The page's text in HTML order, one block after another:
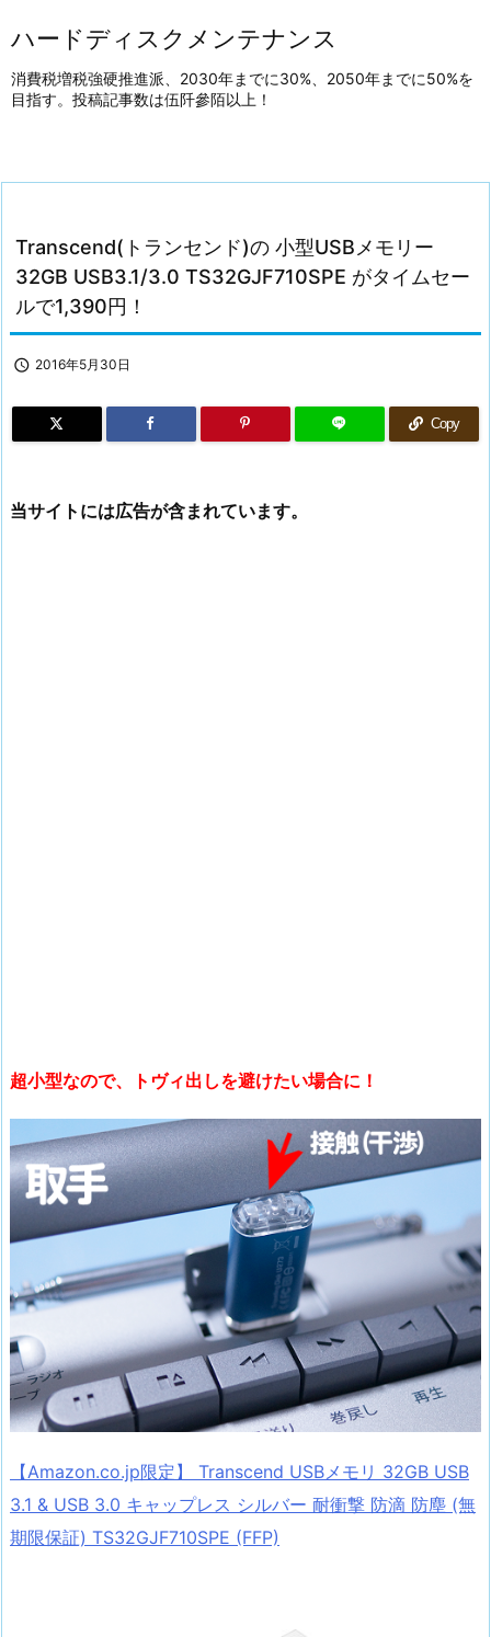
ハードディスクメンテナンス
消費税増税強硬推進派、2030年までに30%、2050年までに50%を
目指す。投稿記事数は伍阡參陌以上！
Transcend(トランセンド)の 小型USBメモリー
32GB USB3.1/3.0 TS32GJF710SPE がタイムセー
ルで1,390円！
 2016年5月30日
Copy
当サイトには広告が含まれています。
超小型なので、トヴィ出しを避けたい場合に！
【Amazon.co.jp限定】 Transcend USBメモリ 32GB USB
3.1 & USB 3.0 キャップレス シルバー 耐衝撃 防滴 防塵 (無
期限保証) TS32GJF710SPE (FFP)